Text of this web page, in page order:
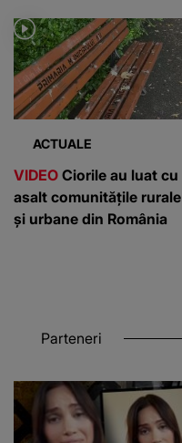
ACTUALE
VIDEO Ciorile au luat cu
asalt comunitățile rurale
și urbane din România
Parteneri